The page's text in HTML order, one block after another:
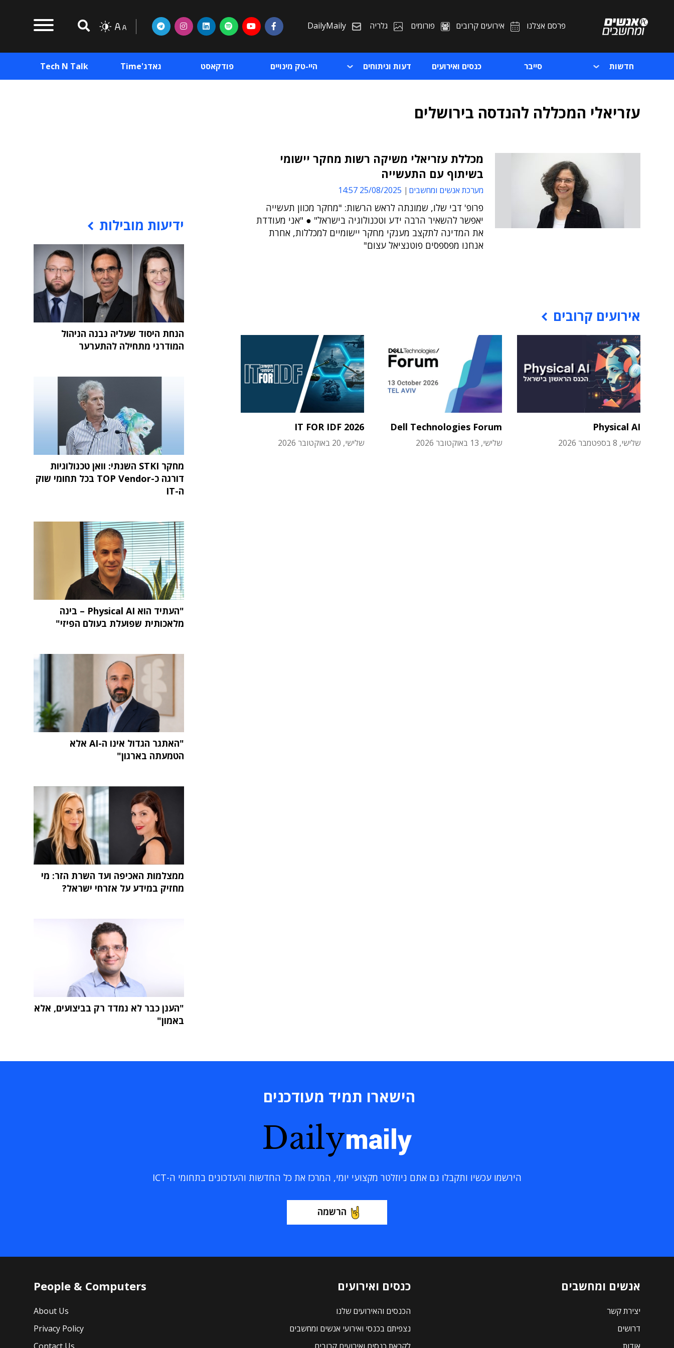
פרסם אצלנו אירועים קרובים פורומים גלריה DailyMaily
חדשות סייבר כנסים ואירועים דעות וניתוחים היי-טק מינויים פודקאסט גאדג'Time Tech N Talk
עזריאלי המכללה להנדסה בירושלים
מכללת עזריאלי משיקה רשות מחקר יישומי
בשיתוף עם התעשייה
מערכת אנשים ומחשבים 25/08/2025 14:57
פרופ' דבי שלו, שמונתה לראש הרשות: "מחקר מכוון תעשייה
יאפשר להשאיר הרבה ידע וטכנולוגיה בישראל" ● "אני מעודדת
את המדינה לתקצב מענקי מחקר יישומיים למכללות, אחרת
אנחנו מפספסים פוטנציאל עצום"
אירועים קרובים
Physical AI
שלישי, 8 בספטמבר 2026
Dell Technologies Forum
שלישי, 13 באוקטובר 2026
IT FOR IDF 2026
שלישי, 20 באוקטובר 2026
ידיעות מובילות
הנחת היסוד שעליה נבנה הניהול
המודרני מתחילה להתערער
מחקר STKI השנתי: וואן טכנולוגיות
דורגה כ-TOP Vendor בכל תחומי שוק
ה-IT
"העתיד הוא Physical AI – בינה
מלאכותית שפועלת בעולם הפיזי"
"האתגר הגדול אינו ה-AI אלא
הטמעתה בארגון"
ממצלמות האכיפה ועד השרת הזר: מי
מחזיק במידע על אזרחי ישראל?
"הענן כבר לא נמדד רק בביצועים, אלא
באמון"
הישארו תמיד מעודכנים
Dailymaily
הירשמו עכשיו ותקבלו גם אתם ניוזלטר מקצועי יומי, המרכז את כל החדשות והעדכונים בתחומי ה-ICT
הרשמה
אנשים ומחשבים
יצירת קשר
דרושים
כנסים ואירועים
הכנסים והאירועים שלנו
נצפיתם בכנסי ואירועי אנשים ומחשבים
People & Computers
About Us
Privacy Policy